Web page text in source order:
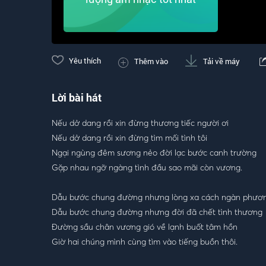
Yêu thích Thêm vào Tải về máy
Lời bài hát
Nếu dở dang rồi xin đừng thương tiếc người ơi
Nếu dở dang rồi xin đừng tìm mối tình tôi
Ngại ngùng đêm sương nẻo đời lạc bước canh trường
Gặp nhau ngỡ ngàng tình đầu sao mãi còn vương.
Dẫu bước chung đường nhưng lòng xa cách ngàn
Dẫu bước chung đường nhưng đời đã chết tình thương
Đường sầu chân vương gió về lạnh buốt tâm hồn
Giờ hai chúng mình cùng tìm vào tiếng buồn thôi.